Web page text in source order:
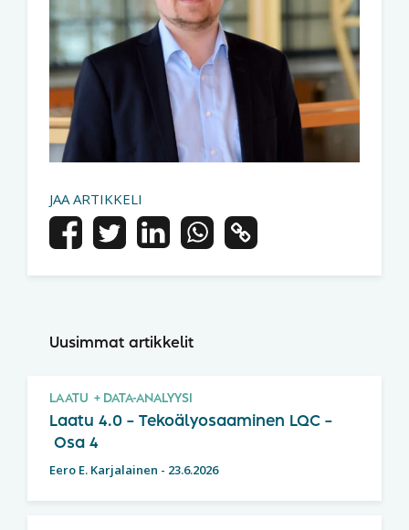
JAA ARTIKKELI
Uusimmat artikkelit
LAATU DATA-ANALYYSI
Laatu 4.0 – Tekoälyosaaminen LQC –
Osa 4
Eero E. Karjalainen - 23.6.2026